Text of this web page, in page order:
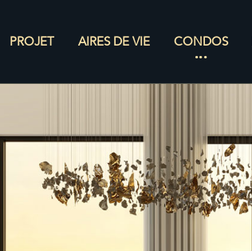
PROJET AIRES DE VIE CONDOS